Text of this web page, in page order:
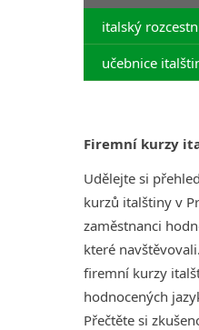
italský
učebnice
Firemní kurzy
Udělejte si
kurzů italštiny v
zaměstnanci
které
firemní kurzy
hodnocených
Přečtěte si